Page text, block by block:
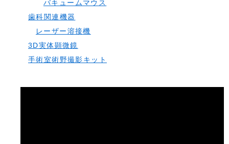
バキュームマウス
歯科関連機器
レーザー溶接機
3D実体顕微鏡
手術室術野撮影キット